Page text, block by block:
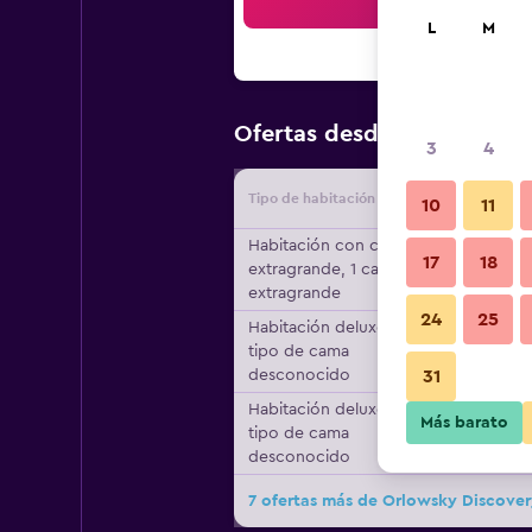
Ofertas desde Oferta
Tipo de habitación
Habitación con cama
extragrande, 1 cama
extragrande
Habitación deluxe,
tipo de cama
desconocido
Habitación deluxe,
tipo de cama
desconocido
7 ofertas más de Orlowsky
L M
3 4
10 11
17 18
24 25
31
Más barato